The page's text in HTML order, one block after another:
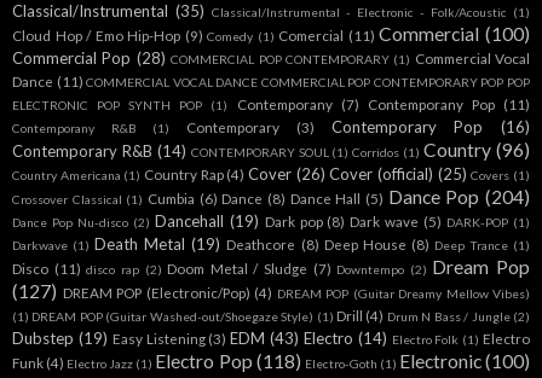
Classical/Instrumental (35) Classical/Instrumental - Electronic - Folk/Acoustic (1)
Cloud Hop / Emo Hip-Hop (9) Comedy (1) Comercial (11) Commercial (100)
Commercial Pop (28) COMMERCIAL POP CONTEMPORARY (1) Commercial Vocal
Dance (11) COMMERCIAL VOCAL DANCE COMMERCIAL POP CONTEMPORARY POP POP
ELECTRONIC POP SYNTH POP
(1) Contemporany (7) Contemporany Pop (11)
Contemporany R&B (1) Contemporary (3) Contemporary Pop
(16)
Contemporary R&B (14) CONTEMPORARY SOUL (1) Corridos (1) Country (96)
Country Americana (1) Country Rap (4) Cover (26) Cover (official) (25) Covers (1)
Crossover Classical (1) Cumbia (6) Dance (8) Dance Hall (5) Dance Pop (204)
Dance Pop Nu-disco (2) Dancehall (19) Dark pop (8) Dark wave (5) DARK-POP (1)
Darkwave (1) Death Metal (19) Deathcore (8) Deep House (8) Deep Trance (1)
Disco (11) disco rap (2) Doom Metal / Sludge (7) Downtempo (2) Dream Pop
(127) DREAM POP (Electronic/Pop) (4) DREAM POP (Guitar Dreamy Mellow Vibes)
(1) DREAM POP (Guitar Washed-out/Shoegaze Style) (1) Drill (4) Drum N Bass / Jungle (2)
Dubstep (19) Easy Listening (3) EDM (43) Electro (14) Electro Folk (1) Electro
Funk (4) Electro Jazz (1) Electro Pop (118) Electro-Goth (1) Electronic(100)